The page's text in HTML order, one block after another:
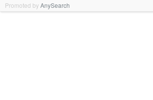
Promoted byAnySearch